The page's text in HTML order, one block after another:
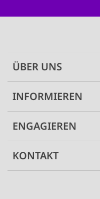
ÜBER UNS
INFORMIEREN
ENGAGIEREN
KONTAKT